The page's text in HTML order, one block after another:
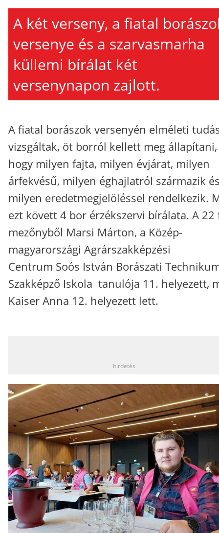
A két verseny, a fiatal
versenye és a szarvasmarha
küllemi bírálat két
versenynapon zajlott.
A fiatal borászok versenyén elméleti
vizsgáltak, öt borról kellett meg állapítani,
hogy milyen fajta, milyen évjárat, milyen
árfekvésű, milyen éghajlatról származik
milyen eredetmegjelöléssel rendelkezik.
ezt követt 4 bor érzékszervi bírálata. A 22
mezőnyből Marsi Márton, a Közép-
magyarországi Agrárszakképzési
Centrum Soós István Borászati
Szakképző Iskola tanulója 11. helyezett,
Kaiser Anna 12. helyezett lett.
hirdetés